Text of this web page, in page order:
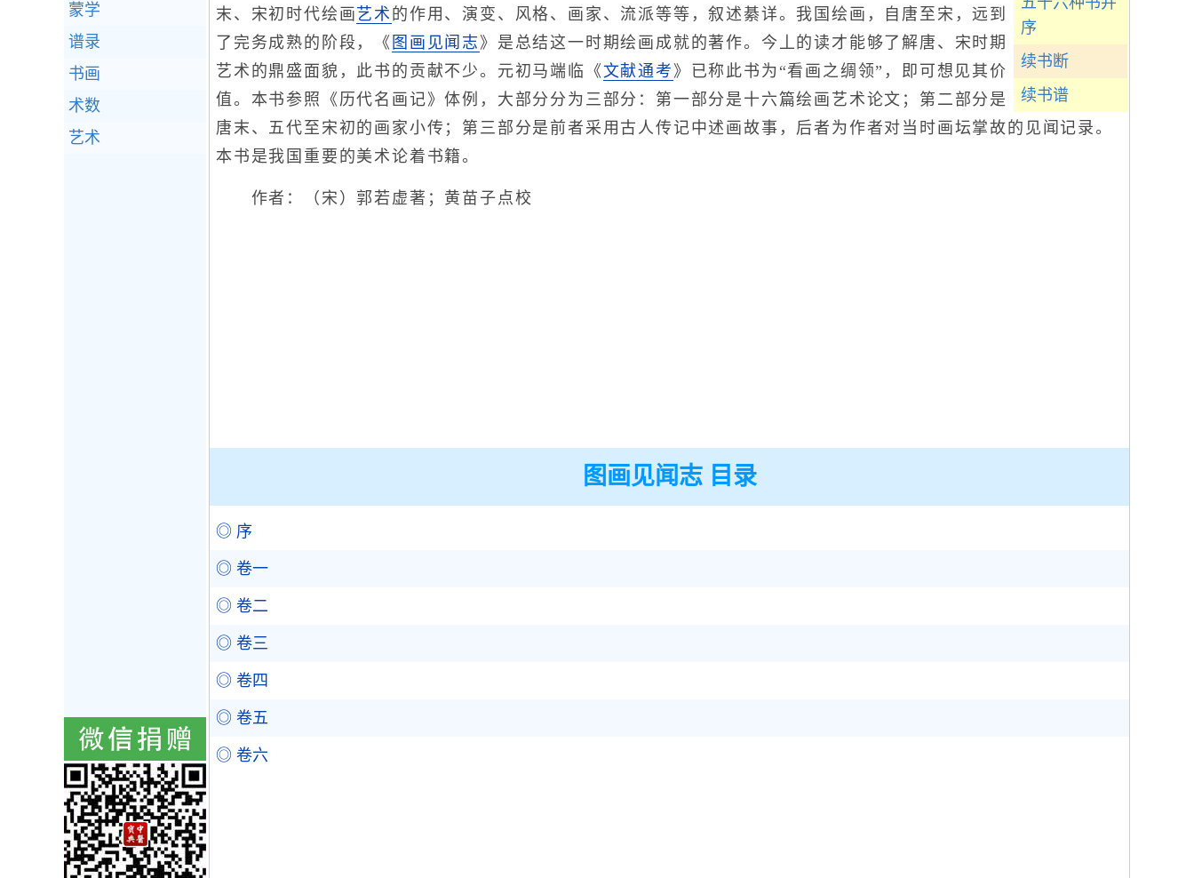
序
续书断
续书谱
末、宋初时代绘画艺术 的作用、演变、风格、画家、流派等等，叙述綦详。我国绘画，自唐至宋，远到
了完务成熟的阶段，《 图画见闻志 》是总结这一时期绘画成就的著作。今丄的读才能够了解唐、宋时期
艺术的鼎盛面貌，此书的贡献不少。元初马端临《文献通考 》已称此书为“看画之绸领”，即可想见其价
值。本书参照《历代名画记》体例，大部分分为三部分：第一部分是十六篇绘画艺术论文；第二部分是
唐末、五代至宋初的画家小传；第三部分是前者采用古人传记中述画故事，后者为作者对当时画坛掌故的见闻记录。
本书是我国重要的美术论着书籍。
作者：（宋）郭若虚著；黄苗子点校
图画见闻志 目录
◎ 序
◎ 卷一
◎ 卷二
◎ 卷三
◎ 卷四
◎ 卷五
◎ 卷六
蒙学
谱录
书画
术数
艺术